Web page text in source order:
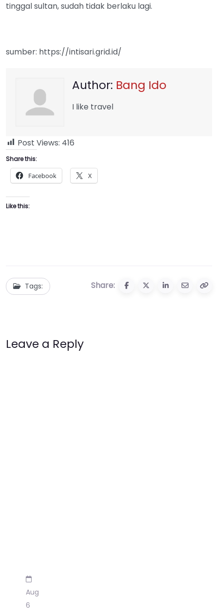
tinggal sultan, sudah tidak berlaku lagi.
sumber: https://intisari.grid.id/
Author: Bang Ido
I like travel
Post Views: 416
Share this:
Facebook X
Like this:
Tags: Share:
Leave a Reply
Aug
6